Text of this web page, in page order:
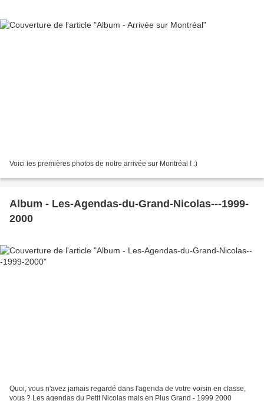
Voici les premières photos de notre arrivée sur Montréal ! :)
Album - Les-Agendas-du-Grand-Nicolas---1999-
2000
Quoi, vous n'avez jamais regardé dans l'agenda de votre voisin en classe,
vous ? Les agendas du Petit Nicolas mais en Plus Grand - 1999 2000